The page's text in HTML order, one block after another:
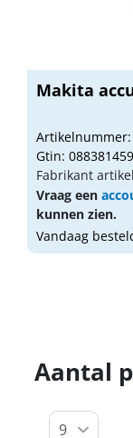
Makita
Artikelnummer:
Gtin:
Fabrikant
Vraag een
kunnen zien.
Vandaag
Aantal